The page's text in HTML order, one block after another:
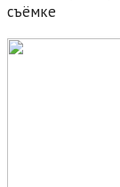
съёмке